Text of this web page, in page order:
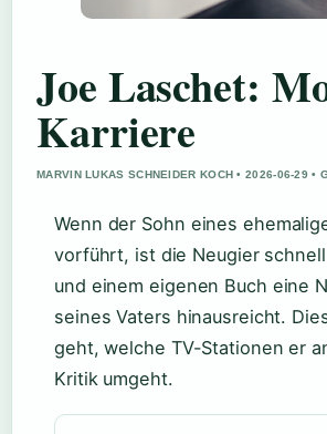
Joe Laschet:
Karriere
MARVIN LUKAS SCHNEIDER KOCH • 2026-06-29 •
Wenn der Sohn eines
vorführt, ist die Neugier
und einem eigenen Buch eine
seines Vaters hinausreicht.
geht, welche TV-Stationen er
Kritik umgeht.